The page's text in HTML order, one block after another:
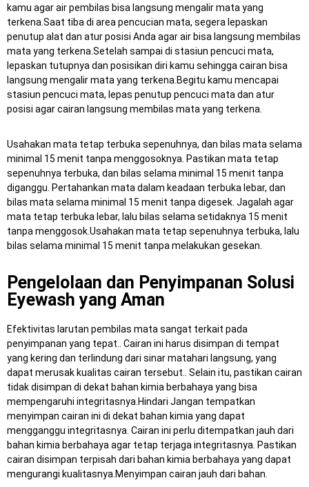
kamu agar air pembilas bisa langsung mengalir mata yang
terkena.Saat tiba di area pencucian mata, segera lepaskan
penutup alat dan atur posisi Anda agar air bisa langsung membilas
mata yang terkena.Setelah sampai di stasiun pencuci mata,
lepaskan tutupnya dan posisikan diri kamu sehingga cairan bisa
langsung mengalir mata yang terkena.Begitu kamu mencapai
stasiun pencuci mata, lepas penutup pencuci mata dan atur
posisi agar cairan langsung membilas mata yang terkena.
Usahakan mata tetap terbuka sepenuhnya, dan bilas mata selama
minimal 15 menit tanpa menggosoknya. Pastikan mata tetap
sepenuhnya terbuka, dan bilas selama minimal 15 menit tanpa
diganggu. Pertahankan mata dalam keadaan terbuka lebar, dan
bilas mata selama minimal 15 menit tanpa digesek. Jagalah agar
mata tetap terbuka lebar, lalu bilas selama setidaknya 15 menit
tanpa menggosok.Usahakan mata tetap sepenuhnya terbuka, lalu
bilas selama minimal 15 menit tanpa melakukan gesekan.
Pengelolaan dan Penyimpanan Solusi
Eyewash yang Aman
Efektivitas larutan pembilas mata sangat terkait pada
penyimpanan yang tepat.. Cairan ini harus disimpan di tempat
yang kering dan terlindung dari sinar matahari langsung, yang
dapat merusak kualitas cairan tersebut.. Selain itu, pastikan cairan
tidak disimpan di dekat bahan kimia berbahaya yang bisa
mempengaruhi integritasnya.Hindari Jangan tempatkan
menyimpan cairan ini di dekat bahan kimia yang dapat
mengganggu integritasnya. Cairan ini perlu ditempatkan jauh dari
bahan kimia berbahaya agar tetap terjaga integritasnya. Pastikan
cairan disimpan terpisah dari bahan kimia berbahaya yang dapat
mengurangi kualitasnya.Menyimpan cairan jauh dari bahan.